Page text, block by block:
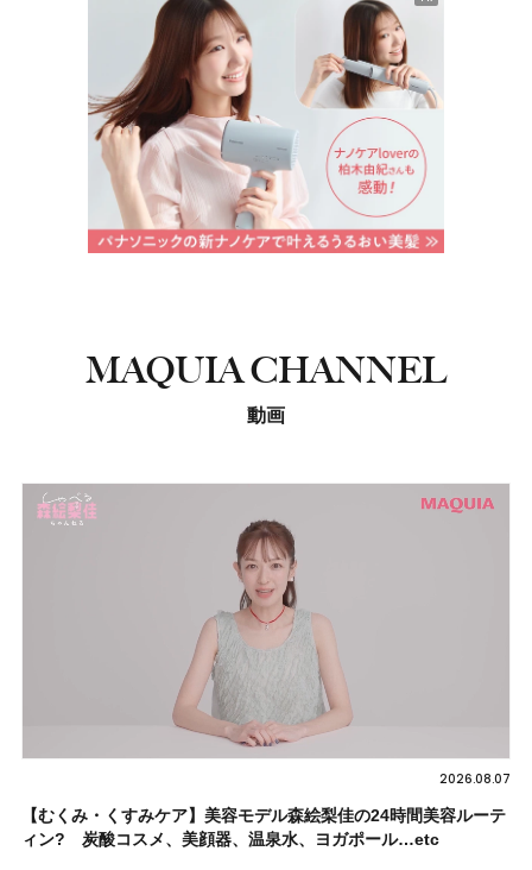
MAQUIA CHANNEL
動画
2026.08.07
【むくみ・くすみケア】美容モデル森絵梨佳の24時間美容ルーテ
ィン? 炭酸コスメ、美顔器、温泉水、ヨガポール…etc